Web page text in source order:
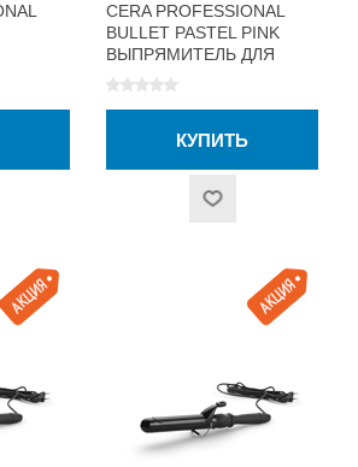
CERA PROFESSIONAL
BULLET PASTEL PINK
ВЫПРЯМИТЕЛЬ ДЛЯ
ВОЛОС